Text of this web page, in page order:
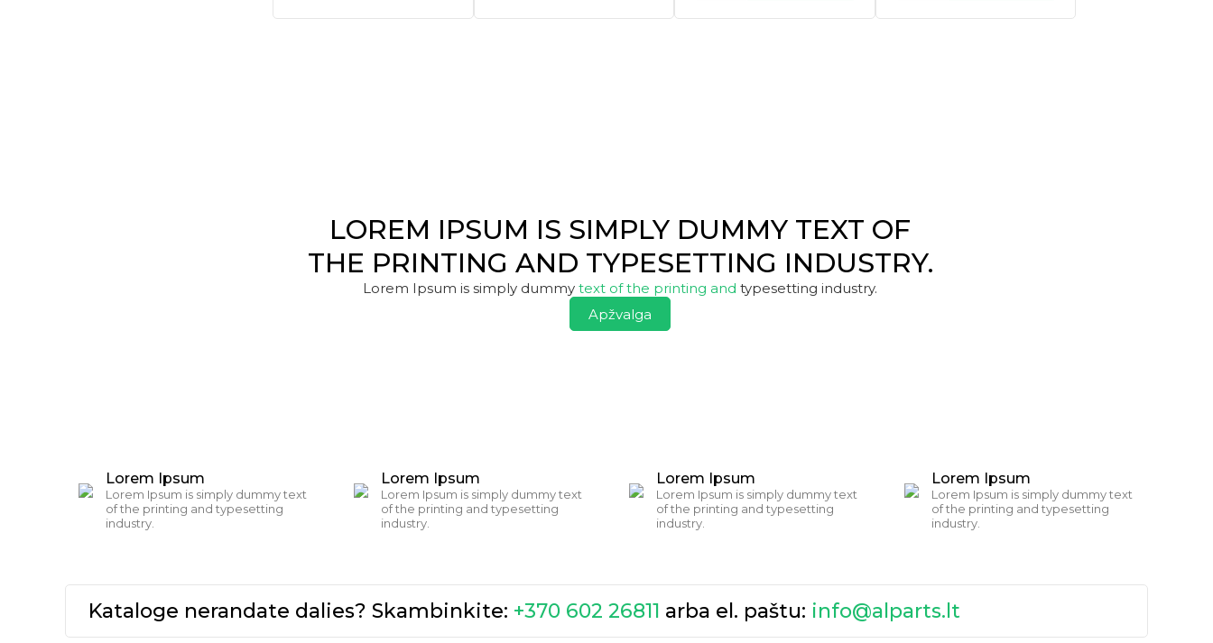
PMF56305
563400061
LOREM IPSUM IS SIMPLY DUMMY TEXT OF
THE PRINTING AND TYPESETTING INDUSTRY.
Lorem Ipsum is simply dummy text of the printing and typesetting industry.
Apžvalga
Lorem Ipsum
Lorem Ipsum is simply dummy text
of the printing and typesetting
industry.
Lorem Ipsum
Lorem Ipsum is simply dummy text
of the printing and typesetting
industry.
Lorem Ipsum
Lorem Ipsum is simply dummy text
of the printing and typesetting
industry.
Lorem Ipsum
Lorem Ipsum is simply dummy text
of the printing and typesetting
industry.
Kataloge nerandate dalies? Skambinkite: +370 602 26811 arba el. paštu: info@alparts.lt